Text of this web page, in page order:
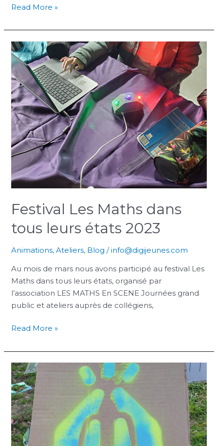
Read More »
Festival Les Maths dans
tous leurs états 2023
Animations,Ateliers, Blog /info@digijeunes.com
Au mois de mars nous avons participé au festival Les
Maths dans tous leurs états, organisé par
l’association LES MATHS En SCENE Journées grand
public et ateliers auprès de collégiens,
Festival
Les
Maths
dans
tous
leurs
états
2023
Read More »
Ateliers
d’inclusion
numérique
au
Campus
de
l’Université